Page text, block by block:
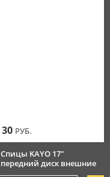
30 РУБ.
Спицы KAYO 17"
передний диск внешние